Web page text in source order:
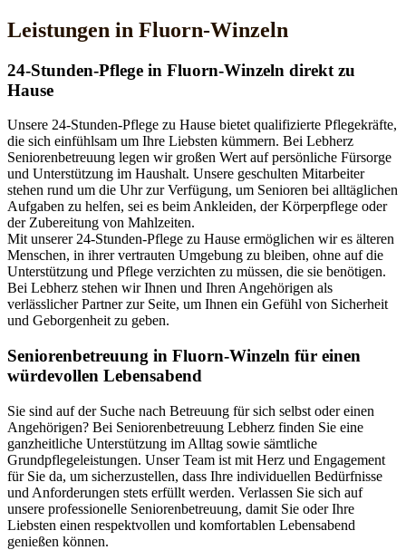
Leistungen in Fluorn-Winzeln
24-Stunden-Pflege in Fluorn-Winzeln direkt zu
Hause
Unsere 24-Stunden-Pflege zu Hause bietet qualifizierte Pflegekräfte,
die sich einfühlsam um Ihre Liebsten kümmern. Bei Lebherz
Seniorenbetreuung legen wir großen Wert auf persönliche Fürsorge
und Unterstützung im Haushalt. Unsere geschulten Mitarbeiter
stehen rund um die Uhr zur Verfügung, um Senioren bei alltäglichen
Aufgaben zu helfen, sei es beim Ankleiden, der Körperpflege oder
der Zubereitung von Mahlzeiten.
Mit unserer 24-Stunden-Pflege zu Hause ermöglichen wir es älteren
Menschen, in ihrer vertrauten Umgebung zu bleiben, ohne auf die
Unterstützung und Pflege verzichten zu müssen, die sie benötigen.
Bei Lebherz stehen wir Ihnen und Ihren Angehörigen als
verlässlicher Partner zur Seite, um Ihnen ein Gefühl von Sicherheit
und Geborgenheit zu geben.
Senioren­betreuung in Fluorn-Winzeln für einen
würdevollen Lebensabend
Sie sind auf der Suche nach Betreuung für sich selbst oder einen
Angehörigen? Bei Seniorenbetreuung Lebherz finden Sie eine
ganzheitliche Unterstützung im Alltag sowie sämtliche
Grundpflegeleistungen. Unser Team ist mit Herz und Engagement
für Sie da, um sicherzustellen, dass Ihre individuellen Bedürfnisse
und Anforderungen stets erfüllt werden. Verlassen Sie sich auf
unsere professionelle Seniorenbetreuung, damit Sie oder Ihre
Liebsten einen respektvollen und komfortablen Lebensabend
genießen können.